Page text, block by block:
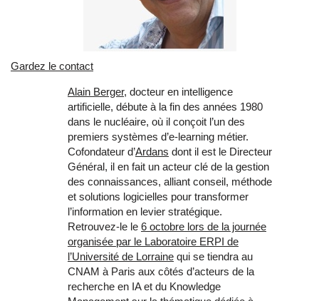
Gardez le contact
Alain Berger, docteur en intelligence
artificielle, débute à la fin des années 1980
dans le nucléaire, où il conçoit l’un des
premiers systèmes d’e‑learning métier.
Cofondateur d’Ardans dont il est le Directeur
Général, il en fait un acteur clé de la gestion
des connaissances, alliant conseil, méthode
et solutions logicielles pour transformer
l’information en levier stratégique.
Retrouvez-le le 6 octobre lors de la journée
organisée par le Laboratoire ERPI de
l’Université de Lorraine qui se tiendra au
CNAM à Paris aux côtés d’acteurs de la
recherche en IA et du Knowledge